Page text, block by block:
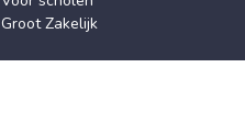
Groot Zakelijk